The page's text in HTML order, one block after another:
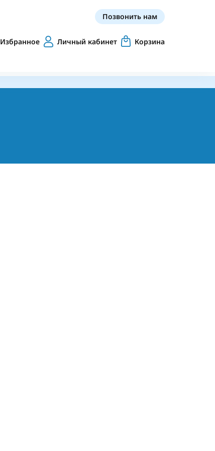
Позвонить нам
Избранное Личный кабинет Корзина